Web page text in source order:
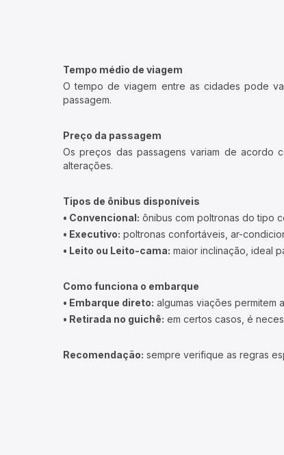
Tempo médio de viagem
O tempo de viagem entre as cidades pode
passagem.
Preço da passagem
Os preços das passagens variam de acordo
alterações.
Tipos de ônibus disponíveis
• Convencional: ônibus com poltronas do tipo
• Executivo: poltronas confortáveis, ar-
• Leito ou Leito-cama: maior inclinação, ideal
Como funciona o embarque
• Embarque direto: algumas viações permitem
• Retirada no guichê: em certos casos, é
Recomendação: sempre verifique as regras